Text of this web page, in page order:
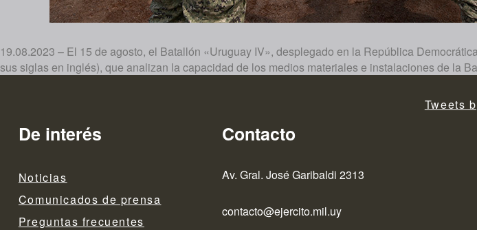
19.08.2023 – El 15 de agosto, el Batallón «Uruguay IV», desplegado en la República
sus siglas en inglés), que analizan la capacidad de los medios materiales e instalaciones de la
De interés
Noticias
Comunicados de prensa
Preguntas frecuentes
Contacto
Av. Gral. José Garibaldi 2313
contacto@ejercito.mil.uy
Tweets